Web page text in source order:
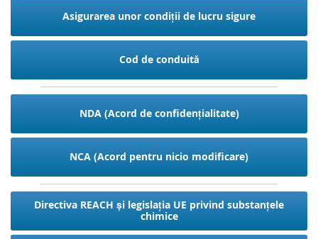
Asigurarea unor condiții de lucru sigure
Cod de conduită
NDA (Acord de confidențialitate)
NCA (Acord pentru nicio modificare)
Directiva REACH și legislația UE privind substanțele
chimice